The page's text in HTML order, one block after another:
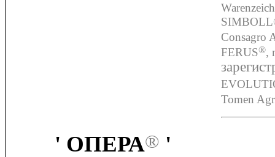
' ОПЕРА® '
Consagro
FERUS®,
Tomen